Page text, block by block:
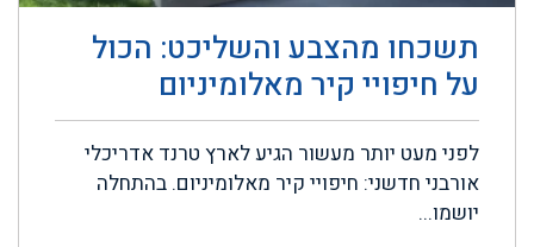
תשכחו מהצבע והשליכט: הכול
על חיפויי קיר מאלומיניום
לפני מעט יותר מעשור הגיע לארץ טרנד אדריכלי
אורבני חדשני: חיפויי קיר מאלומיניום. בהתחלה
יושמו...